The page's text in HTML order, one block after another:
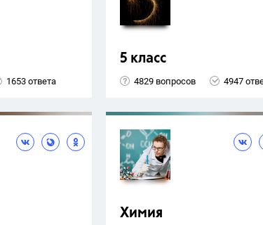
1653 ответа
5 класс
4829 вопросов 4947
Химия